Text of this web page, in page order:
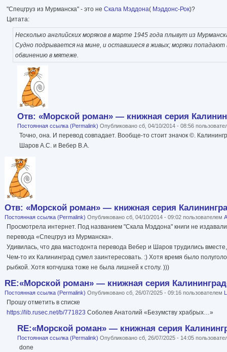
"Спецгруз из Мурманска" - это не Скала Мэддона( Мэддонс-Рок)?
Цитата:
Несколько английских моряков в марте 1945 года плывут из
Судно подрывается на мине, и оставшиеся в живых; моряки попадают
обвинению в мятеже.
Отв: «Морской роман» — книжная серия
Постоянная ссылка (Permalink) Опубликовано сб, 04/10/2014 - 08:56
Точно, она. И перевод совпадает. Вообще-то стоит значок ©.
Шаров А.С. и Вебер В.А.
Отв: «Морской роман» — книжная серия
Постоянная ссылка (Permalink) Опубликовано сб, 04/10/2014 - 09:02 пользователем
Просмотрела интернет. Под названием "Скала Мэддона" книги не
перевода «Спецгруз из Мурманска».
Удивилась, что два мастодонта перевода Вебер и Шаров трудились
Чем-то их Калининград сумел заинтересовать. :) Хотя время было
рыбкой. Хотя копчушка тоже не была лишней к столу. )))
RE:«Морской роман» — книжная серия
Постоянная ссылка (Permalink) Опубликовано сб, 26/07/2025 - 09:16 пользователем
Прошу отметить в списке
https://lib.rusec.net/b/771823 Соболев Анатолий «Безумству храбрых…»
RE:«Морской роман» — книжная серия
Постоянная ссылка (Permalink) Опубликовано сб, 26/07/2025 - 14:05
done